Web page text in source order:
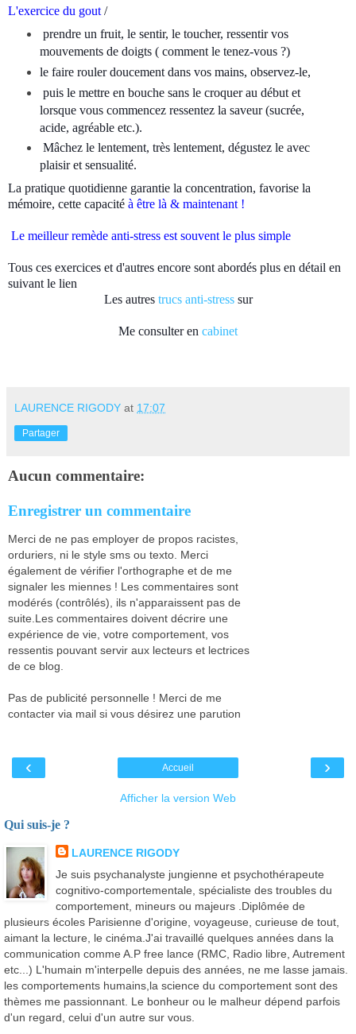
L'exercice du gout /
prendre un fruit, le sentir, le toucher, ressentir vos
mouvements de doigts ( comment le tenez-vous ?)
le faire rouler doucement dans vos mains, observez-le,
puis le mettre en bouche sans le croquer au début et
lorsque vous commencez ressentez la saveur (sucrée,
acide, agréable etc.).
Mâchez le lentement, très lentement, dégustez le avec
plaisir et sensualité.
La pratique quotidienne garantie la concentration, favorise la
mémoire, cette capacité à être là & maintenant !
Le meilleur remède anti-stress est souvent le plus simple
Tous ces exercices et d'autres encore sont abordés plus en détail en
suivant le lien
Les autres trucs anti-stresssur
Me consulter en cabinet
LAURENCE RIGODY at 17:07
Partager
Aucun commentaire:
Enregistrer un commentaire
Merci de ne pas employer de propos racistes,
orduriers, ni le style sms ou texto. Merci
également de vérifier l'orthographe et de me
signaler les miennes ! Les commentaires sont
modérés (contrôlés), ils n'apparaissent pas de
suite.Les commentaires doivent décrire une
expérience de vie, votre comportement, vos
ressentis pouvant servir aux lecteurs et lectrices
de ce blog.
Pas de publicité personnelle ! Merci de me
contacter via mail si vous désirez une parution
‹ ›
Accueil
Afficher la version Web
Qui suis-je ?
LAURENCE RIGODY
Je suis psychanalyste jungienne et psychothérapeute
cognitivo-comportementale, spécialiste des troubles du
comportement, mineurs ou majeurs .Diplômée de
plusieurs écoles Parisienne d'origine, voyageuse, curieuse de tout,
aimant la lecture, le cinéma.J'ai travaillé quelques années dans la
communication comme A.P free lance (RMC, Radio libre, Autrement
etc...) L'humain m'interpelle depuis des années, ne me lasse jamais.
les comportements humains,la science du comportement sont des
thèmes me passionnant. Le bonheur ou le malheur dépend parfois
d'un regard, celui d'un autre sur vous.